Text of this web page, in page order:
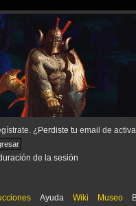
. ¿Perdiste tu email de
de la sesión
Ayuda Wiki Museo